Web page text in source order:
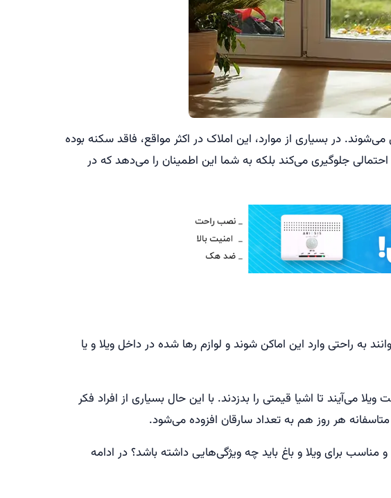
در بسیاری از موارد، این املاک در اکثر مواقع، فاقد سکنه بوده
جلوگیری می‌کند بلکه به شما این اطمینان را می‌دهد که در
به راحتی وارد این اماکن شوند و لوازم رها شده در داخل ویلا و یا
تا اشیا قیمتی را بدزدند. با این حال بسیاری از افراد فکر
هر روز هم به تعداد سارقان افزوده می‌شود.
برای ویلا و باغ باید چه ویژگی‌هایی داشته باشد؟ در ادامه